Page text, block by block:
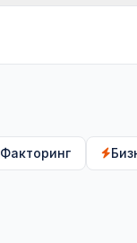
Факторинг